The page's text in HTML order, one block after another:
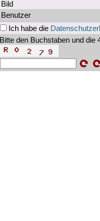
Bild
Benutzer
Ich habe die
Bitte den Buchstaben und die